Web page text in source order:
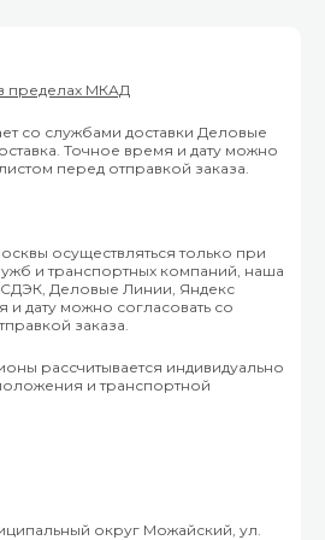
пределах МКАД
со службами доставки Деловые
Точное время и дату можно
перед отправкой заказа.
осуществляться только при
и транспортных компаний, наша
Деловые Линии, Яндекс
и дату можно согласовать со
заказа.
рассчитывается индивидуально
и транспортной
округ Можайский, ул.